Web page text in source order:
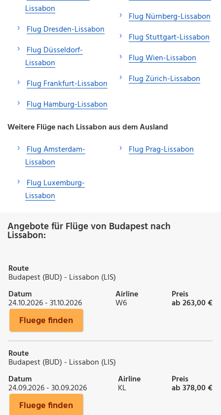
Lissabon
Flug Dresden-Lissabon
Flug Düsseldorf-
Lissabon
Flug Frankfurt-Lissabon
Flug Hamburg-Lissabon
Flug Nürnberg-Lissabon
Flug Stuttgart-Lissabon
Flug Wien-Lissabon
Flug Zürich-Lissabon
Weitere Flüge nach Lissabon aus dem Ausland
Flug Amsterdam-
Lissabon
Flug Luxemburg-
Lissabon
Flug Prag-Lissabon
Angebote für Flüge von Budapest nach
Lissabon:
Route
Budapest (BUD) - Lissabon (LIS)
Datum
24.10.2026 - 31.10.2026
Airline
W6
Preis
ab 263,00 €
Fluege finden
Route
Budapest (BUD) - Lissabon (LIS)
Datum
24.09.2026 - 30.09.2026
Airline
KL
Preis
ab 378,00 €
Fluege finden